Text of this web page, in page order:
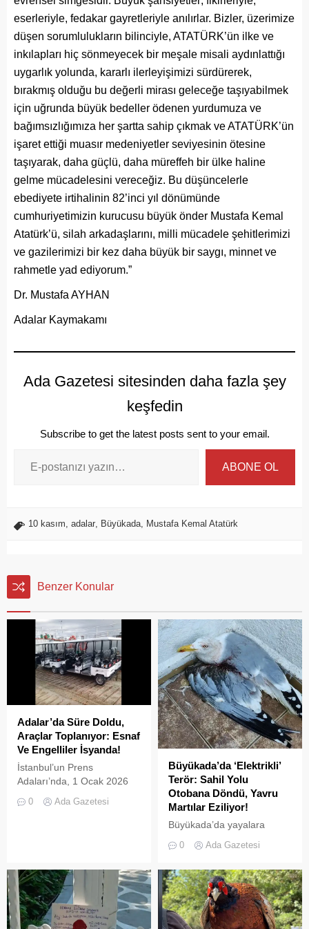
eserleriyle, fedakar gayretleriyle anılırlar. Bizler, üzerimize
düşen sorumlulukların bilinciyle, ATATÜRK’ün ilke ve
inkılapları hiç sönmeyecek bir meşale misali aydınlattığı
uygarlık yolunda, kararlı ilerleyişimizi sürdürerek,
bırakmış olduğu bu değerli mirası geleceğe taşıyabilmek
için uğrunda büyük bedeller ödenen yurdumuza ve
bağımsızlığımıza her şartta sahip çıkmak ve ATATÜRK’ün
işaret ettiği muasır medeniyetler seviyesinin ötesine
taşıyarak, daha güçlü, daha müreffeh bir ülke haline
gelme mücadelesini vereceğiz. Bu düşüncelerle
ebediyete irtihalinin 82’inci yıl dönümünde
cumhuriyetimizin kurucusu büyük önder Mustafa Kemal
Atatürk’ü, silah arkadaşlarını, milli mücadele şehitlerimizi
ve gazilerimizi bir kez daha büyük bir saygı, minnet ve
rahmetle yad ediyorum.”
Dr. Mustafa AYHAN
Adalar Kaymakamı
Ada Gazetesi sitesinden daha fazla şey
keşfedin
Subscribe to get the latest posts sent to your email.
ABONE OL
10 kasım adalar Büyükada Mustafa Kemal Atatürk
Benzer Konular
Adalar’da Süre Doldu,
Araçlar Toplanıyor: Esnaf
Ve Engelliler İsyanda!
İstanbul’un Prens
Adaları’nda, 1 Ocak 2026
tarihinde yürürlüğe giren ve
L2 sınıfı (3 tekerlekli)
İki kez uzatılarak 31
Temmuz 2026 tarihine
kadar esnetilen sürenin
dolmasıyla birlikte, Adalar
0 Ada Gazetesi
Büyükada’da ‘Elektrikli’
Terör: Sahil Yolu
Otobana Döndü, Yavru
Martılar Eziliyor!
Büyükada’da yayalara
ayrılan sahil şeridi, kural
tanımaz elektrikli araç
ölüm yoluna dönüştü.
Denetimsizliğin ve aşırı
hızın son kurbanları ise
beslenmek için sahile inen
0 Ada Gazetesi